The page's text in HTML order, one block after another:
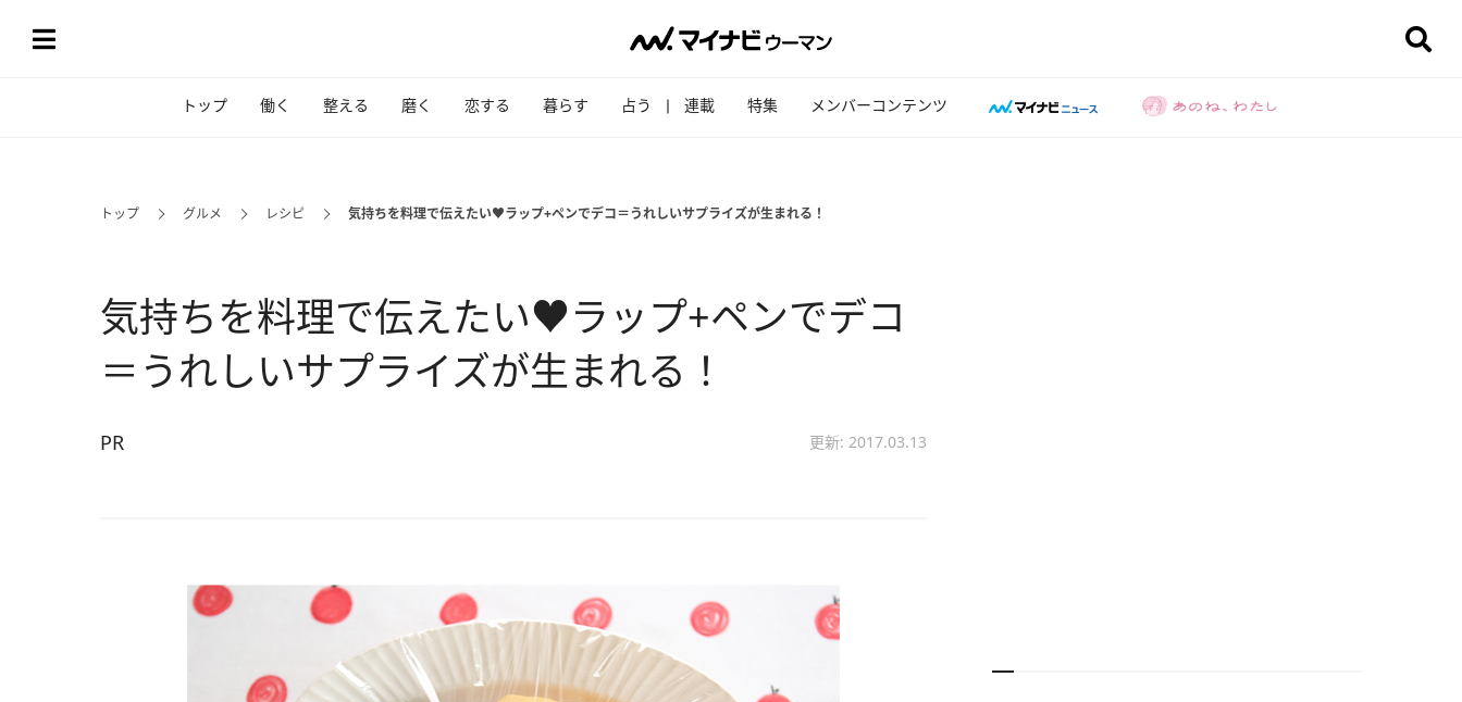
トップ 働く 整える 磨く 恋する 暮らす 占う 連載 特集 メンバーコンテンツ
トップ グルメ レシピ 気持ちを料理で伝えたい♥ラップ+ペンでデコ＝うれしいサプライズが生まれる！
気持ちを料理で伝えたい♥ラップ+ペンでデコ
＝うれしいサプライズが生まれる！
PR 更新: 2017.03.13